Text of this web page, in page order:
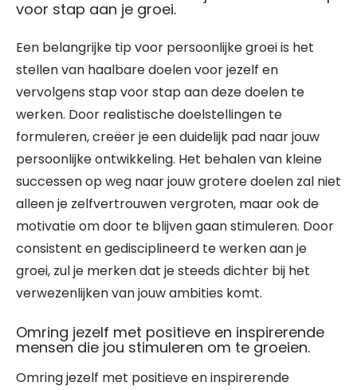
voor stap aan je groei.
Een belangrijke tip voor persoonlijke groei is het
stellen van haalbare doelen voor jezelf en
vervolgens stap voor stap aan deze doelen te
werken. Door realistische doelstellingen te
formuleren, creëer je een duidelijk pad naar jouw
persoonlijke ontwikkeling. Het behalen van kleine
successen op weg naar jouw grotere doelen zal niet
alleen je zelfvertrouwen vergroten, maar ook de
motivatie om door te blijven gaan stimuleren. Door
consistent en gedisciplineerd te werken aan je
groei, zul je merken dat je steeds dichter bij het
verwezenlijken van jouw ambities komt.
Omring jezelf met positieve en inspirerende
mensen die jou stimuleren om te groeien.
Omring jezelf met positieve en inspirerende